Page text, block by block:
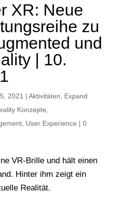
XR: Neue
zu
und
| 10.
2021 | Aktivitäten
Expand
Konzepte
, User Experience | 0